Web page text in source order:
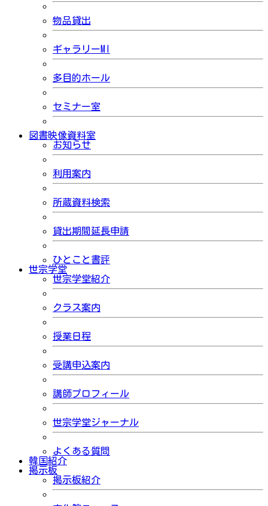
物品貸出
ギャラリーMI
多目的ホール
セミナー室
図書映像資料室
お知らせ
利用案内
所蔵資料検索
貸出期間延長申請
ひとこと書評
世宗学堂
世宗学堂紹介
クラス案内
授業日程
受講申込案内
講師プロフィール
世宗学堂ジャーナル
よくある質問
韓国紹介
掲示板
掲示板紹介